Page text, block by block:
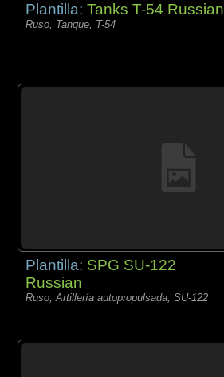
Plantilla:Tanks T-54 Russian
Ruso, Tanque, T-54
Plantilla: SPG SU-122
Russian
Ruso, Artillería autopropulsada, SU-122